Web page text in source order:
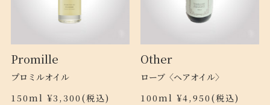
Promille
プロミルオイル
150ml ¥3,300(税込)
Other
ローブ〈ヘアオイル〉
100ml ¥4,950(税込)